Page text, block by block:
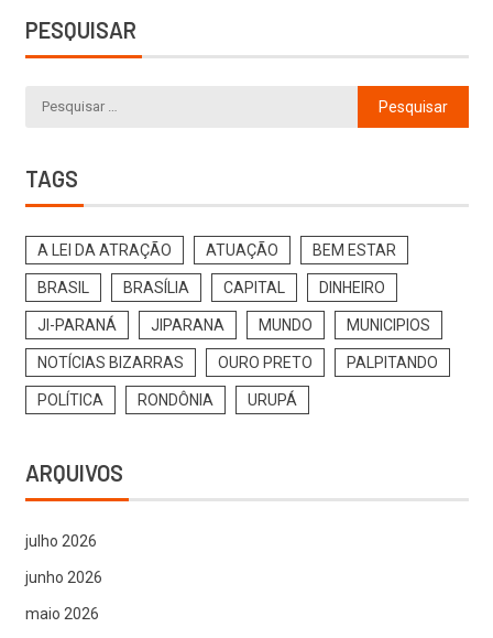
PESQUISAR
TAGS
A LEI DA ATRAÇÃO ATUAÇÃO BEM ESTAR
BRASIL BRASÍLIA CAPITAL DINHEIRO
JI-PARANÁ JIPARANA MUNDO MUNICIPIOS
NOTÍCIAS BIZARRAS OURO PRETO PALPITANDO
POLÍTICA RONDÔNIA URUPÁ
ARQUIVOS
julho 2026
junho 2026
maio 2026